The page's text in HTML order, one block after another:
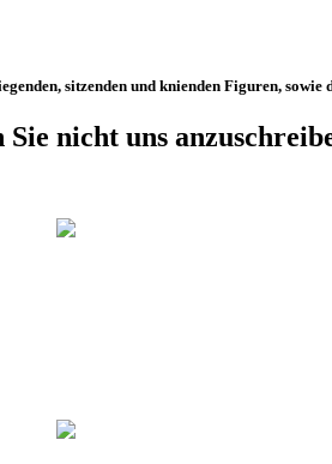
sitzenden und knienden Figuren,
nicht uns